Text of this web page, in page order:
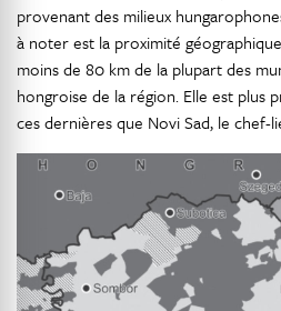
provenant des milieux
à noter est la proximité
moins de 80 km de la plupart des
hongroise de la région. Elle est plus
ces dernières que Novi Sad, le chef-